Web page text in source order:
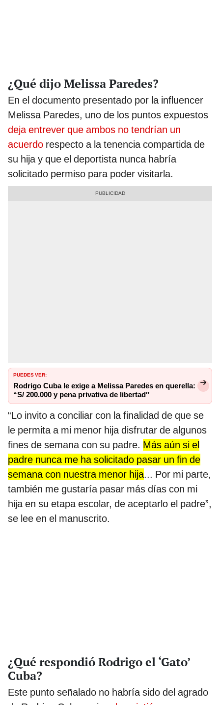
¿Qué dijo Melissa Paredes?
En el documento presentado por la influencer
Melissa Paredes, uno de los puntos expuestos
deja entrever que ambos no tendrían un
acuerdo respecto a la tenencia compartida de
su hija y que el deportista nunca habría
solicitado permiso para poder visitarla.
PUEDES VER:
Rodrigo Cuba le exige a Melissa Paredes en querella:
“S/ 200.000 y pena privativa de libertad″
“Lo invito a conciliar con la finalidad de que se
le permita a mi menor hija disfrutar de algunos
fines de semana con su padre. Más aún si el
padre nunca me ha solicitado pasar un fin de
semana con nuestra menor hija... Por mi parte,
también me gustaría pasar más días con mi
hija en su etapa escolar, de aceptarlo el padre”,
se lee en el manuscrito.
¿Qué respondió Rodrigo el ‘Gato’
Cuba?
Este punto señalado no habría sido del agrado